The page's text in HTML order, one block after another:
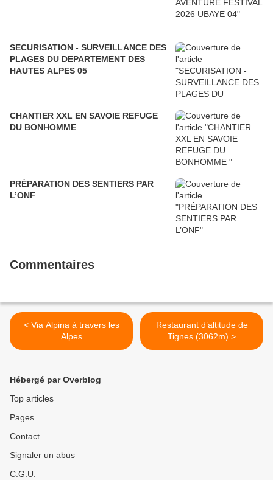
SECURISATION - SURVEILLANCE DES
PLAGES DU DEPARTEMENT DES
HAUTES ALPES 05
CHANTIER XXL EN SAVOIE REFUGE
DU BONHOMME
PRÉPARATION DES SENTIERS PAR
L’ONF
Commentaires
< Via Alpina à travers les
Alpes
Restaurant d’altitude de
Tignes (3062m) >
Hébergé par Overblog
Top articles
Pages
Contact
Signaler un abus
C.G.U.